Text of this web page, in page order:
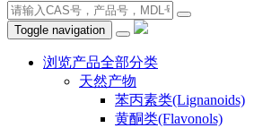
Toggle navigation
浏览产品全部分类
天然产物
苯丙素类(Lignanoids)
黄酮类(Flavonols)